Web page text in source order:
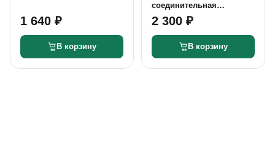
1 640 ₽
В корзину
соединительная
Сансфера 2" (Ду 50), ВнР
(Арт.16112)
2 300 ₽
В корзину